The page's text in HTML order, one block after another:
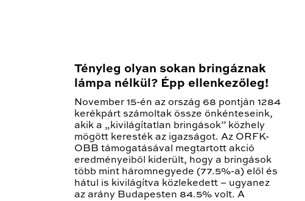
Tényleg olyan sokan bringáznak
lámpa nélkül? Épp ellenkezőleg!
November 15-én az ország 68 pontján 1284
kerékpárt számoltak össze önkénteseink,
akik a „kivilágítatlan bringások” közhely
mögött keresték az igazságot. Az ORFK-
OBB támogatásával megtartott akció
eredményeiből kiderült, hogy a bringások
több mint háromnegyede (77.5%-a) elől és
hátul is kivilágítva közlekedett – ugyanez
az arány Budapesten 84.5% volt. A